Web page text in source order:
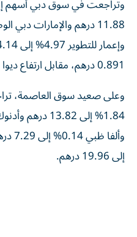
0.891 درهم، مقابل ارتفاع ديوا 2.96% إلى 2.78 درهم.
وعلى صعيد سوق العاصمة،
إلى 19.96 درهم.